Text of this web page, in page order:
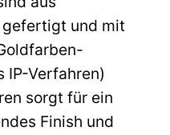
und mit
IP-Verfahren)
sorgt für ein
Finish und